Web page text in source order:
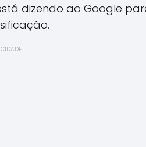
dizendo ao Google